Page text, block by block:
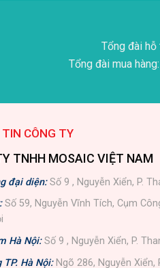
Tổng đài
Tổng đài mua hàng:
CÔNG TY
TNHH MOSAIC VIỆT NAM
đại diện:Số 9 , Nguyễn Xiển, P.
Số 59, Nguyễn Vĩnh Tích, Cụm
Hà Nội: Số 9 , Nguyễn Xiển, P.
TP. Hà Nội: Ngõ 286, Nguyễn Xiển,